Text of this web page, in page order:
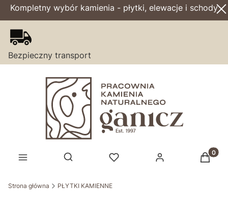
Kompletny wybór kamienia - płytki, elewacje i schody
Bezpieczny transport
Otwórz wyszukiwarkę
Strona główna PŁYTKI KAMIENNE